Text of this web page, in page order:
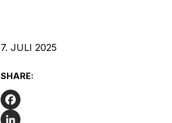
7. JULI 2025
SHARE:
Facebook